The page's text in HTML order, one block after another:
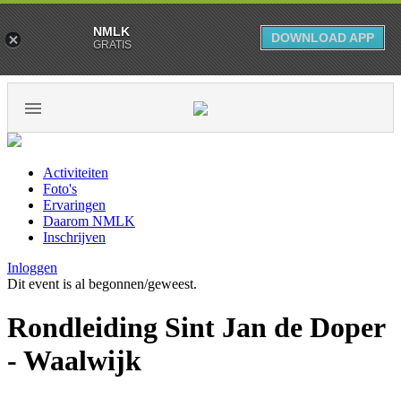
Activiteiten
Foto's
Ervaringen
Daarom NMLK
Inschrijven
Inloggen
Dit event is al begonnen/geweest.
Rondleiding Sint Jan de Doper
- Waalwijk
NMLK
GRATIS DOWNLOAD APP